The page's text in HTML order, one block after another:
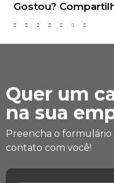
Gostou?
Quer um
na sua
Preencha o
contato com você!